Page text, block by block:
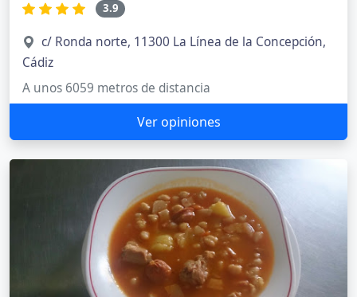
3.9
c/ Ronda norte, 11300 La Línea de la Concepción,
Cádiz
A unos 6059 metros de distancia
Ver opiniones